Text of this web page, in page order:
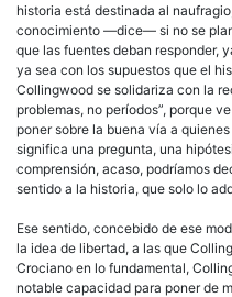
historia está destinada al
conocimiento —dice— si no se
que las fuentes deban responder,
ya sea con los supuestos que el
Collingwood se solidariza con la
problemas, no períodos”, porque
poner sobre la buena vía a
significa una pregunta, una
comprensión, acaso, podríamos
sentido a la historia, que solo lo
Ese sentido, concebido de ese
la idea de libertad, a las que
Crociano en lo fundamental,
notable capacidad para poner de